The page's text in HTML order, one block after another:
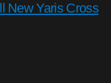
New Yaris Cross